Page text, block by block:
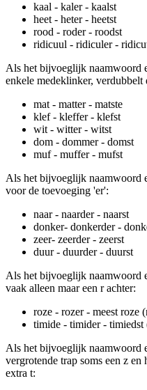
kaal - kaler - kaalst
heet - heter - heetst
rood - roder - roodst
ridicuul - ridiculer -
Als het bijvoeglijk naamwoord
enkele medeklinker, verdubbelt
mat - matter - matste
klef - kleffer - klefst
wit - witter - witst
dom - dommer - domst
muf - muffer - mufst
Als het bijvoeglijk naamwoord
voor de toevoeging 'er':
naar - naarder - naarst
donker- donkerder -
zeer- zeerder - zeerst
duur - duurder - duurst
Als het bijvoeglijk naamwoord
vaak alleen maar een r achter:
roze - rozer - meest roze
timide - timider -
Als het bijvoeglijk naamwoord
vergrotende trap soms een z
extra t: